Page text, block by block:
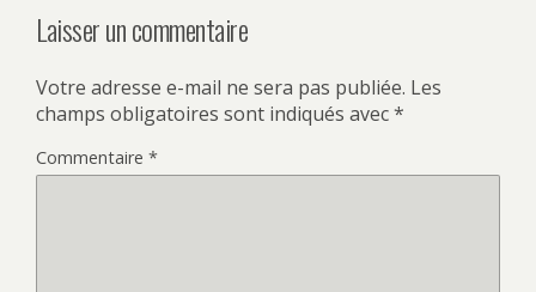
Laisser un commentaire
Votre adresse e-mail ne sera pas publiée. Les
champs obligatoires sont indiqués avec*
Commentaire *